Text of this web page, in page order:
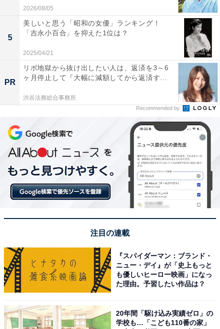
ブラック企業だと感じたときの対応「退職」が8割
弱
ブラックと感じる企業での勤務経験がある355人に、
「ブラック企業だと感じたときの対応」について聞いた
ところ、「退職した」と回答した人が77.5％で最多でし
退職した人からは、「環境を変えないと身体を壊すため
（28歳男性）」「自分にとってメリットがなく、他にい
い企業はいくらでもあるから（41歳男性）」などが理由
2026/08/05
5
美しいと思う「昭和の女優」ランキング！
「吉永小百合」を抑えた1位は？
2025/04/21
PR
リボ地獄から抜け出したい人は、返済を3～6
ヶ月停止して『大幅に減額してから返済す...
渋谷法務総合事務所
Recommended by
注目の連載
『スパイダーマン：ブランド・
ニュー・デイ』が「史上もっと
も優しいヒーロー映画」になっ
た理由。予習したい作品は？
20年間「駆け込み実績ゼロ」の
学校も…「こども110番の家」